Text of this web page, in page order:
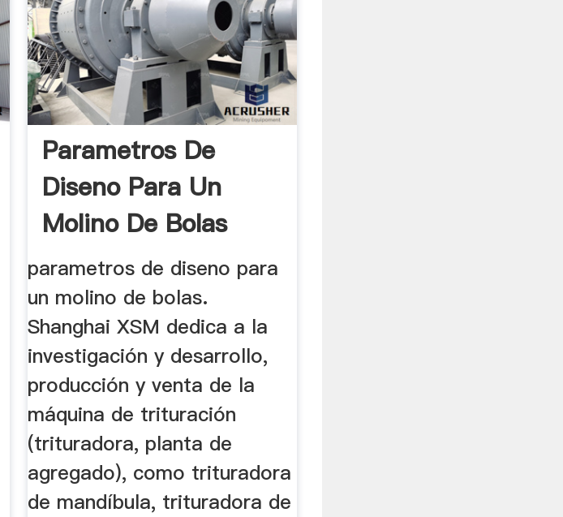
Parametros De
Diseno Para Un
Molino De Bolas
Trituradora ...
parametros de diseno para
un molino de bolas.
Shanghai XSM dedica a la
investigación y desarrollo,
producción y venta de la
máquina de trituración
(trituradora, planta de
agregado), como trituradora
de mandíbula, trituradora de